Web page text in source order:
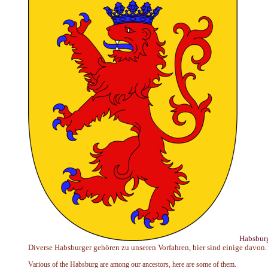
Diverse Habsburger gehören zu unseren Vorfahren, hier sind einige davon.
Various of the Habsburg are among our ancestors, here are some of them.